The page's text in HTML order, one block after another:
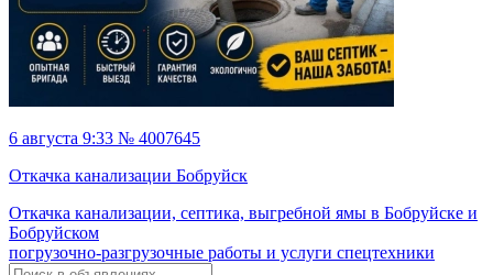
6 августа 9:33 № 4007645
Откачка канализации Бобруйск
Откачка канализации, септика, выгребной ямы в Бобруйске и
Бобруйском
погрузочно-разгрузочные работы и услуги спецтехники